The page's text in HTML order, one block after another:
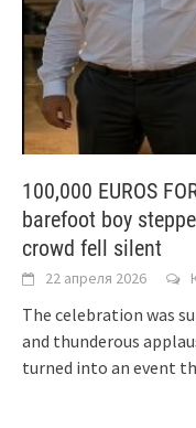
100,000 EUROS
barefoot boy
crowd fell silent
22 апреля 2026
The celebration was
and thunderous
turned into an event